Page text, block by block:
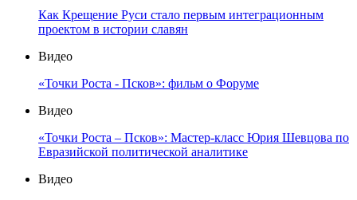
Как Крещение Руси стало первым интеграционным
проектом в истории славян
Видео
«Точки Роста - Псков»: фильм о Форуме
Видео
«Точки Роста – Псков»: Мастер-класс Юрия Шевцова по
Евразийской политической аналитике
Видео